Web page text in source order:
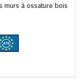
murs à ossature bois